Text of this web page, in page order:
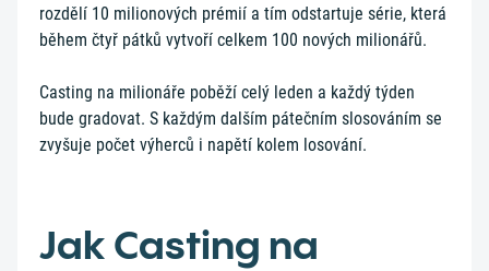
rozdělí 10 milionových prémií a tím odstartuje série, která
během čtyř pátků vytvoří celkem 100 nových milionářů.
Casting na milionáře poběží celý leden a každý týden
bude gradovat. S každým dalším pátečním slosováním se
zvyšuje počet výherců i napětí kolem losování.
Jak Casting na